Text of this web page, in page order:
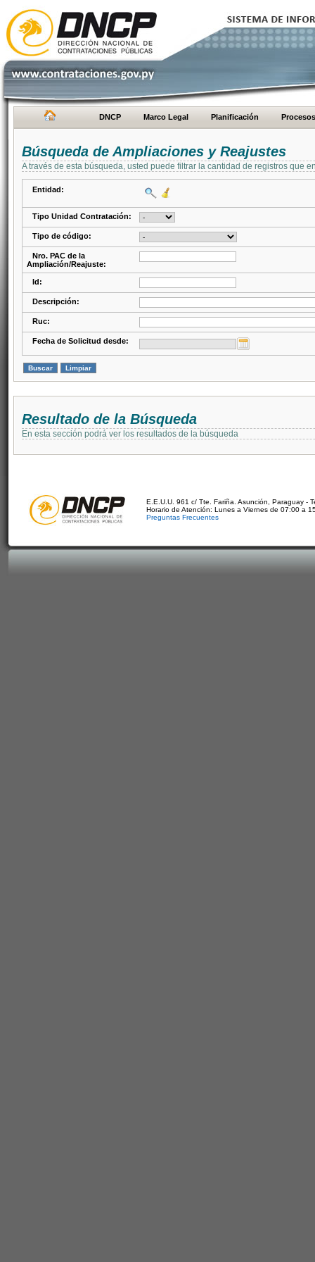
DNCP Marco Legal Planificación Procesos
Búsqueda de Ampliaciones y Reajustes
A través de esta búsqueda, usted puede filtrar la cantidad de registros que
Entidad:
Tipo Unidad Contratación:
Tipo de código:
Nro. PAC de la
Ampliación/Reajuste:
Id:
Descripción:
Ruc:
Fecha de Solicitud desde:
Resultado de la Búsqueda
En esta sección podrá ver los resultados de la búsqueda
E.E.U.U. 961 c/ Tte. Fariña. Asunción, Paraguay -
Horario de Atención: Lunes a Viernes de 07:00 a
Preguntas Frecuentes